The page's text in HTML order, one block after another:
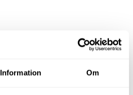
Information Om